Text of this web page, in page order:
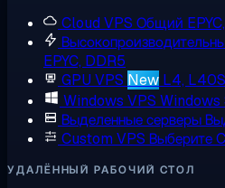
Cloud VPS Общий
EPYC, DDR5
GPU VPS New L4,
Windows VPS Windows
Выделенные серверы
Custom VPS Выберите
УДАЛЁННЫЙ РАБОЧИЙ СТОЛ